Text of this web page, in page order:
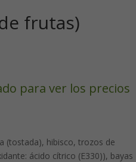
frutas)
para ver los precios
(tostada), hibisco, trozos de
ácido cítrico (E330)), bayas